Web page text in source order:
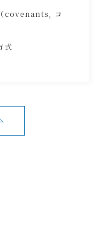
covenants, コ
式